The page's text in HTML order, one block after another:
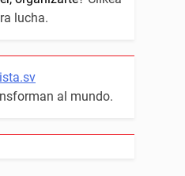
lucha.
al mundo.